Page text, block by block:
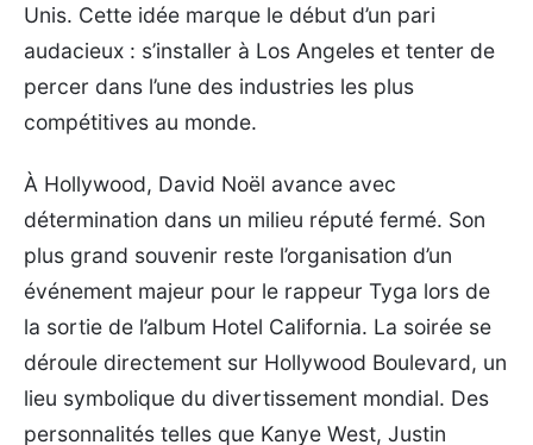
Unis. Cette idée marque le début d’un pari
audacieux : s’installer à Los Angeles et tenter de
percer dans l’une des industries les plus
compétitives au monde.
À Hollywood, David Noël avance avec
détermination dans un milieu réputé fermé. Son
plus grand souvenir reste l’organisation d’un
événement majeur pour le rappeur Tyga lors de
la sortie de l’album Hotel California. La soirée se
déroule directement sur Hollywood Boulevard, un
lieu symbolique du divertissement mondial. Des
personnalités telles que Kanye West, Justin